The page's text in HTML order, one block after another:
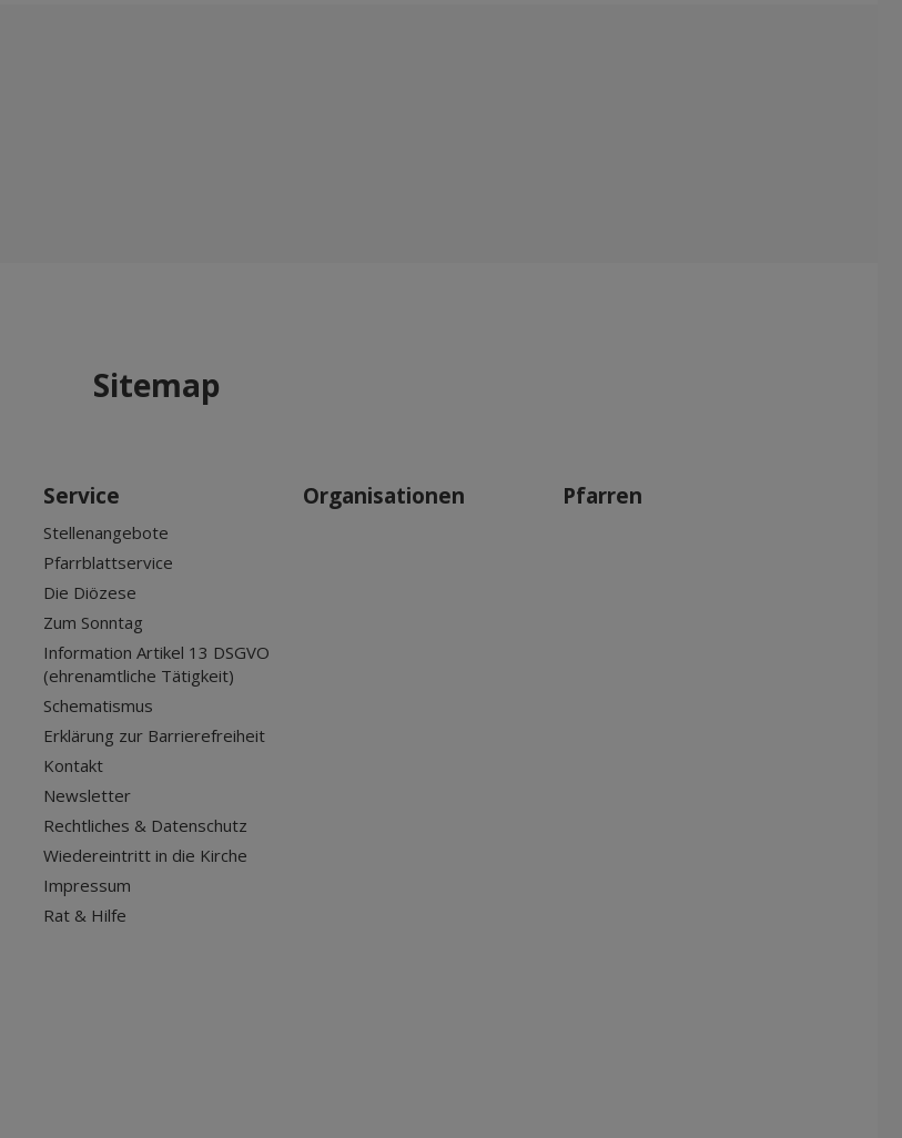
Sitemap
Service
Stellenangebote
Pfarrblattservice
Die Diözese
Zum Sonntag
Information Artikel 13 DSGVO
(ehrenamtliche Tätigkeit)
Schematismus
Erklärung zur Barrierefreiheit
Kontakt
Newsletter
Rechtliches & Datenschutz
Wiedereintritt in die Kirche
Impressum
Rat & Hilfe
Organisationen Pfarren